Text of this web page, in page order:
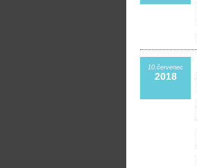
10.červenec
2018